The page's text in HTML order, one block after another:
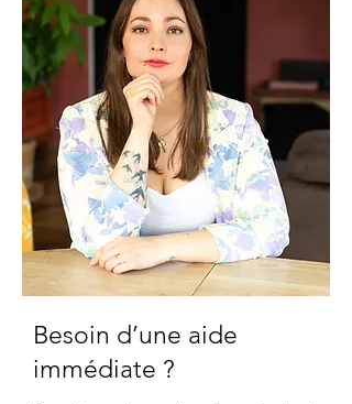
Besoin d’une aide
immédiate ?